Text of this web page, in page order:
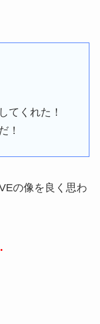
てくれた！
！
の像を良く思わ